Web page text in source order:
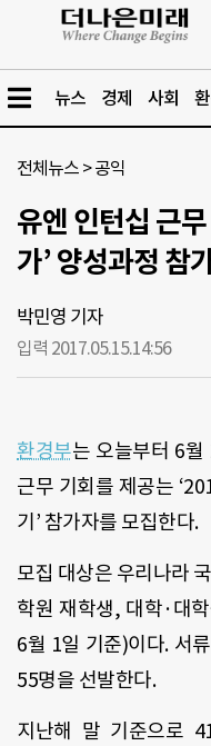
뉴스 경제 사회
전체뉴스 >공익
유엔 인턴십 근
가’ 양성과정 참
박민영 기자
입력 2017.05.15.14:56
환경부는 오늘부터 6
근무 기회를 제공는
기’ 참가자를 모집한다.
모집 대상은 우리나라
학원 재학생, 대학·대
6월 1일 기준)이다. 서
55명을 선발한다.
지난해 말 기준으로